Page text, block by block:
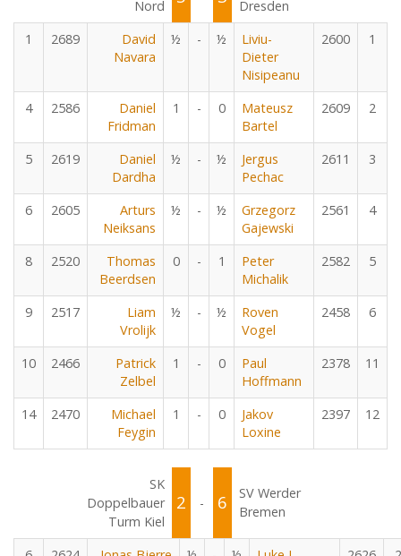
Nord
Dresden
1
2689
David
Navara
½ - ½
Liviu-
Dieter
Nisipeanu
2600 1
4 2586
Daniel
Fridman
1 - 0
Mateusz
Bartel
2609 2
5 2619
Daniel
Dardha
½ - ½
Jergus
Pechac
2611 3
6 2605
Arturs
Neiksans
½ - ½
Grzegorz
Gajewski
2561 4
8 2520
Thomas
Beerdsen
0 - 1
Peter
Michalik
2582 5
9 2517
Liam
Vrolijk
½ - ½
Roven
Vogel
2458 6
10 2466
Patrick
Zelbel
1 - 0
Paul
Hoffmann
2378 11
14 2470
Michael
Feygin
1 - 0
Jakov
Loxine
2397 12
SK
Doppelbauer
Turm Kiel
2 - 6
SV Werder
Bremen